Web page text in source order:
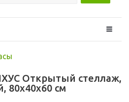
Открытый стеллаж,
80x40x60 см